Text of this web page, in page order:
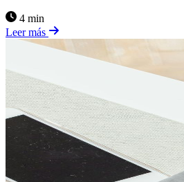
4 min
Leer más